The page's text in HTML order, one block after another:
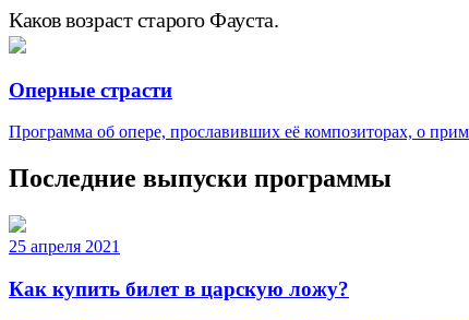
Каков возраст старого Фауста.
Оперные страсти
Программа об опере, прославивших её композиторах, о
Последние выпуски программы
25 апреля 2021
Как купить билет в царскую ложу?